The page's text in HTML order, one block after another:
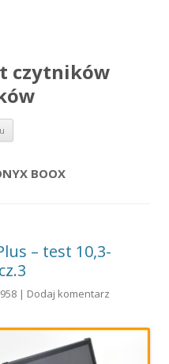
czytników
Przejdź do treści
BOOX
– test 10,3-
| Dodaj komentarz